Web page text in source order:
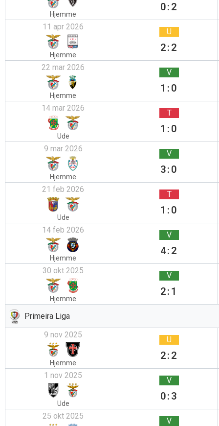
Hjemme
0:2
11 apr 2026
Hjemme
U
2:2
22 mar 2026
Hjemme
V
1:0
14 mar 2026
Ude
T
1:0
9 mar 2026
Hjemme
V
3:0
21 feb 2026
Ude
T
1:0
14 feb 2026
Hjemme
V
4:2
30 okt 2025
Hjemme
V
2:1
Primeira Liga
9 nov 2025
Hjemme
U
2:2
1 nov 2025
Ude
V
0:3
25 okt 2025 V